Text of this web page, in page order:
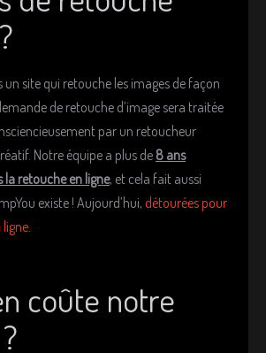
un site qui retouche les images de façon
de retouche d’image sera traitée
par un retoucheur
Notre équipe a plus de 8 ans
la retouche en ligne, et cela fait aussi
existe ! Aujourd’hui, détourées pour
coûte notre